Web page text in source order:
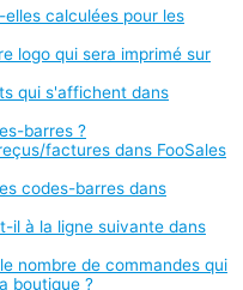
calculées pour les
logo qui sera imprimé sur
qui s'affichent dans
barres ?
factures dans FooSales
codes-barres dans
il à la ligne suivante dans
nombre de commandes qui
boutique ?